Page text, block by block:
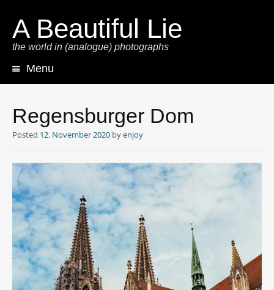
A Beautiful Lie
the world in (analogue) photographs
Menu
Regensburger Dom
Posted 12. November 2020 byenjoy